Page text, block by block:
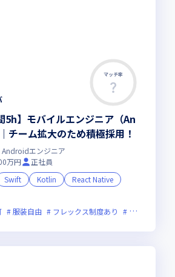
マッチ率
5h】モバイルエンジニア（An
ーム拡大のため積極採用！
Androidエンジニア
万円
正社員
Swift Kotlin
React Native
服装自由 フレックス制度あり 新技術に積極